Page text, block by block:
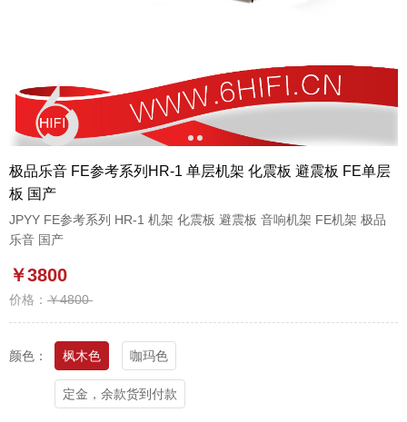
12
极品乐音 FE参考系列HR-1 单层机架 化震板 避震板 FE单层
板 国产
JPYY FE参考系列 HR-1 机架 化震板 避震板 音响机架 FE机架 极品
乐音 国产
￥3800
价格： ￥4800
颜色： 枫木色 咖玛色
定金，余款货到付款